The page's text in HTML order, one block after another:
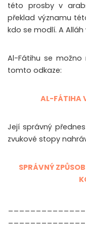
této prosby v
překlad významu
kdo se modlí. A Alláh
Al-Fátihu se
tomto odkaze:
AL-FÁTIHA
Její správný
zvukové stopy
SPRÁVNÝ